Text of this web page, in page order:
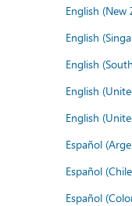
English (New
English
English
English
English
Español
Español
Español